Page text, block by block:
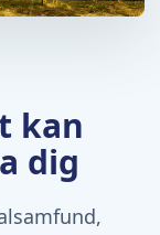
kan
dig